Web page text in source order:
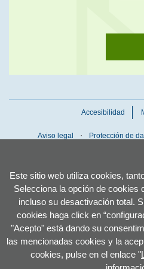
Este sitio web utiliza cookies,
Selecciona la opción de cookies
incluso su desactivación total.
cookies haga click en
"Acepto" está dando su
las mencionadas cookies y la
cookies, pulse en el enlace "
Accesibilidad
Aviso legal Protección de